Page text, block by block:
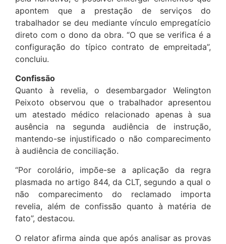
apontem que a prestação de serviços do
trabalhador se deu mediante vínculo empregatício
direto com o dono da obra. “O que se verifica é a
configuração do típico contrato de empreitada”,
concluiu.
Confissão
Quanto à revelia, o desembargador Welington
Peixoto observou que o trabalhador apresentou
um atestado médico relacionado apenas à sua
ausência na segunda audiência de instrução,
mantendo-se injustificado o não comparecimento
à audiência de conciliação.
“Por corolário, impõe-se a aplicação da regra
plasmada no artigo 844, da CLT, segundo a qual o
não comparecimento do reclamado importa
revelia, além de confissão quanto à matéria de
fato”, destacou.
O relator afirma ainda que após analisar as provas